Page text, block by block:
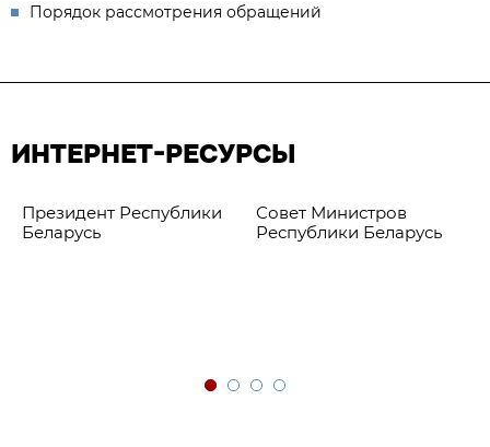
Порядок рассмотрения обращений
ИНТЕРНЕТ-РЕСУРСЫ
Президент Республики
Беларусь
Совет Министров
Республики Беларусь